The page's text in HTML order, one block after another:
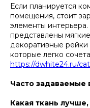
Если планируется
помещения, стоит
элементы
представлены
декоративные
которые легко
https://dwhite24.ru/
Часто задаваемые
Какая ткань